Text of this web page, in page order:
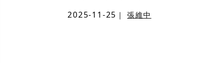
2025-11-25 ｜張維中